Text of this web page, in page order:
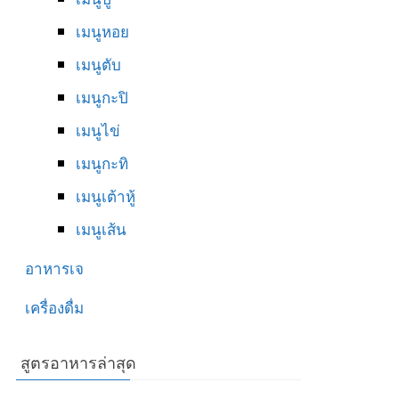
เมนูหอย
เมนูตับ
เมนูกะปิ
เมนูไข่
เมนูกะทิ
เมนูเต้าหู้
เมนูเส้น
อาหารเจ
เครื่องดื่ม
สูตรอาหารล่าสุด